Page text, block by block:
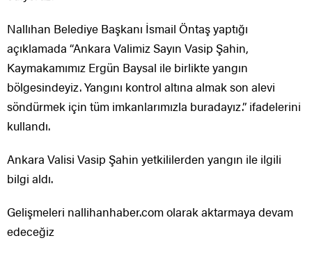
Nallıhan Belediye Başkanı İsmail Öntaş yaptığı
açıklamada “Ankara Valimiz Sayın Vasip Şahin,
Kaymakamımız Ergün Baysal ile birlikte yangın
bölgesindeyiz. Yangını kontrol altına almak son alevi
söndürmek için tüm imkanlarımızla buradayız.” ifadelerini
kullandı.
Ankara Valisi Vasip Şahin yetkililerden yangın ile ilgili
bilgi aldı.
Gelişmeleri nallihanhaber.com olarak aktarmaya devam
edeceğiz